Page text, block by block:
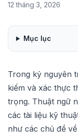
12 tháng 3, 2026
Mục lục
Trong kỷ nguyên
kiếm và xác thực
trọng. Thuật ngữ
các tài liệu kỹ
như các chủ đề về